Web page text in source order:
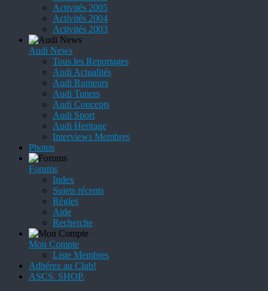
Activités 2005
Activités 2004
Activités 2003
Audi News
Tous les Reportages
Audi Actualités
Audi Rumeurs
Audi Tuners
Audi Concepts
Audi Sport
Audi Heritage
Interviews Membres
Photos
Forums
Index
Sujets récents
Règles
Aide
Recherche
Mon Compte
Liste Membres
Adhérez au Club!
ASCS. SHOP.